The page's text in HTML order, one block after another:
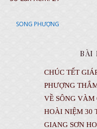
SONG PHƯỢNG
BÀI
CHÚC TẾT
PHƯỢNG
VỀ SÔNG VÀM
HOÀI NIỆM 30
GIANG SƠN